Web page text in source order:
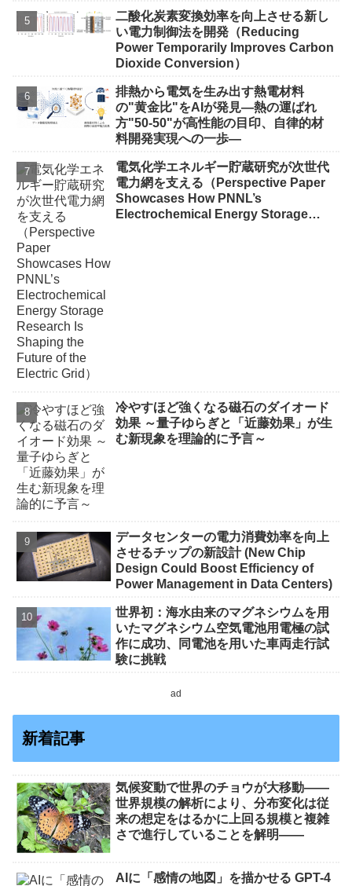
以上の充放電回数を実現～
二酸化炭素変換効率を向上させる新し
い電力制御法を開発（Reducing
Power Temporarily Improves Carbon
Dioxide Conversion）
排熱から電気を生み出す熱電材料
の"黄金比"をAIが発見―熱の運ばれ
方"50-50"が高性能の目印、自律的材
料開発実現への一歩―
電気化学エネルギー貯蔵研究が次世代
電力網を支える（Perspective Paper
Showcases How PNNL’s
Electrochemical Energy Storage
冷やすほど強くなる磁石のダイオード
効果 ～量子ゆらぎと「近藤効果」が生
む新現象を理論的に予言～
データセンターの電力消費効率を向上
させるチップの新設計 (New Chip
Design Could Boost Efficiency of
Power Management in Data Centers)
世界初：海水由来のマグネシウムを用
いたマグネシウム空気電池用電極の試
作に成功、同電池を用いた車両走行試
験に挑戦
ad
新着記事
気候変動で世界のチョウが大移動――
世界規模の解析により、分布変化は従
来の想定をはるかに上回る規模と複雑
さで進行していることを解明――
AIに「感情の地図」を描かせる GPT-4